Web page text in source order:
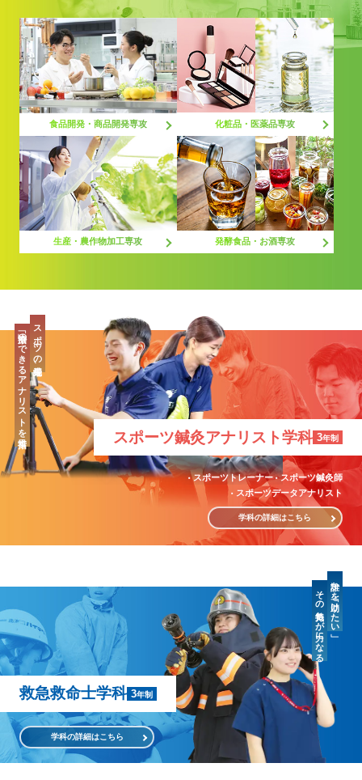
食品開発・商品開発専攻 化粧品・医薬品専攻
生産・農作物加工専攻 発酵食品・お酒専攻
スポーツ鍼灸アナリスト学科 3年制
スポーツトレーナー
スポーツ鍼灸師
スポーツデータアナリスト
学科の詳細はこちら
スポーツの最先端、
「治療」のできるアナリストを目指す
救急救命士学科 3年制
学科の詳細はこちら
誰かを「助けたい」
その気持ちが力になる